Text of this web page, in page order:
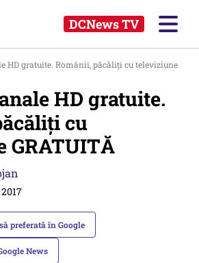
DCNews TV
HD gratuite. Românii, păcăliți cu televiziune
HD gratuite.
cu
GRATUITĂ
preferată în Google
News